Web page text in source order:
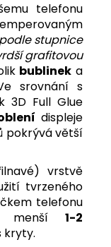
telefonu
podle stupnice
grafitovou
bublinek a
srovnání s
3D Full Glue
displeje
pokrývá větší
vrstvě
tvrzeného
telefonu
menší 1-2
kryty.